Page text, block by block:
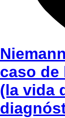
caso de
(la vida